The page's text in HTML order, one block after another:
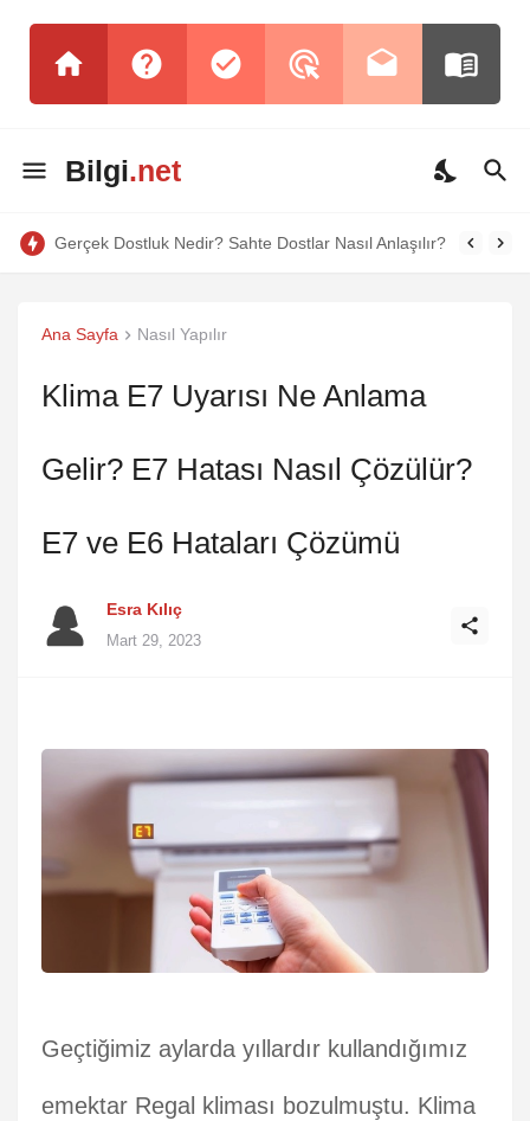
Bilgi.net
Gerçek Dostluk Nedir? Sahte Dostlar Nasıl Anlaşılır?
Ana Sayfa Nasıl Yapılır
Klima E7 Uyarısı Ne Anlama
Gelir? E7 Hatası Nasıl Çözülür?
E7 ve E6 Hataları Çözümü
Esra Kılıç
Mart 29, 2023
Geçtiğimiz aylarda yıllardır kullandığımız
emektar Regal kliması bozulmuştu. Klima